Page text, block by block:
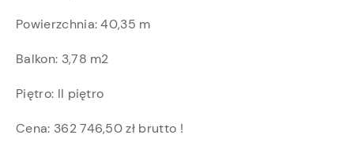
Powierzchnia: 40,35 m
Balkon: 3,78 m2
Piętro: II piętro
Cena: 362 746,50 zł brutto !